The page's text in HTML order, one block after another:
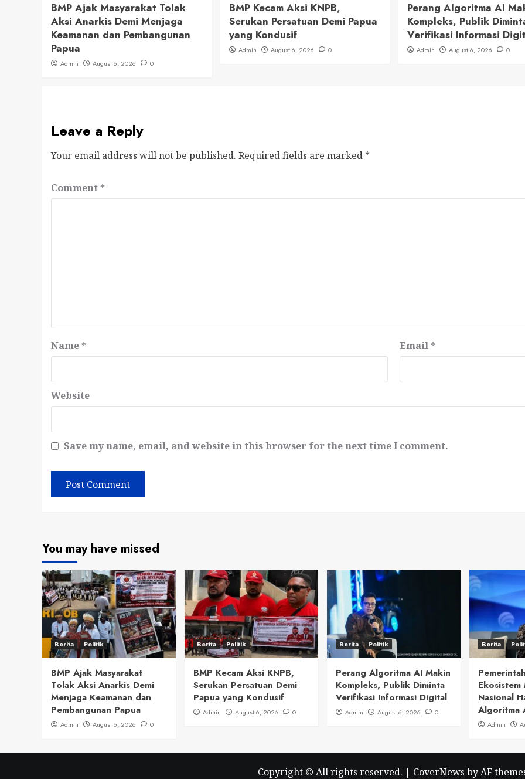
BMP Ajak Masyarakat Tolak
Aksi Anarkis Demi Menjaga
Keamanan dan Pembangunan
Papua
Admin August 6, 2026 0
BMP Kecam Aksi KNPB,
Serukan Persatuan Demi Papua
yang Kondusif
Admin August 6, 2026 0
Perang Algoritma AI
Kompleks, Publik
Verifikasi Informasi
Admin August 6, 2026 0
Leave a Reply
Your email address will not be published. Required fields are marked *
Comment *
Name * Email *
Website
Save my name, email, and website in this browser for the next time I comment.
You may have missed
Berita Politik
BMP Ajak Masyarakat
Tolak Aksi Anarkis Demi
Menjaga Keamanan dan
Pembangunan Papua
Admin August 6, 2026 0
Berita Politik
BMP Kecam Aksi KNPB,
Serukan Persatuan Demi
Papua yang Kondusif
Admin August 6, 2026 0
Berita Politik
Perang Algoritma AI Makin
Kompleks, Publik Diminta
Verifikasi Informasi Digital
Admin August 6, 2026 0
Berita
Nasional
Algoritma
Admin
Copyright © All rights reserved. | CoverNews by AF